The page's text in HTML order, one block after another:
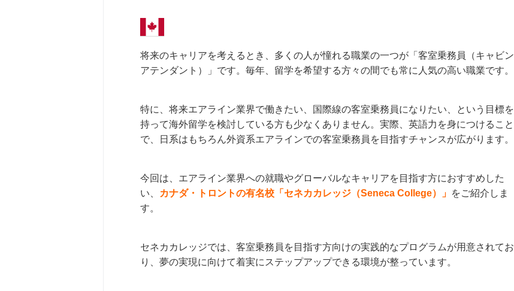
将来のキャリアを考えるとき、多くの人が憧れる職業の一つが「客室乗務員（キャビン
アテンダント）」です。毎年、留学を希望する方々の間でも常に人気の高い職業です。
特に、将来エアライン業界で働きたい、国際線の客室乗務員になりたい、という目標を
持って海外留学を検討している方も少なくありません。実際、英語力を身につけること
で、日系はもちろん外資系エアラインでの客室乗務員を目指すチャンスが広がります。
今回は、エアライン業界への就職やグローバルなキャリアを目指す方におすすめした
い、
カナダ・トロントの有名校「セネカカレッジ（Seneca College）」 をご紹介しま
す。
セネカカレッジでは、客室乗務員を目指す方向けの実践的なプログラムが用意されてお
り、夢の実現に向けて着実にステップアップできる環境が整っています。